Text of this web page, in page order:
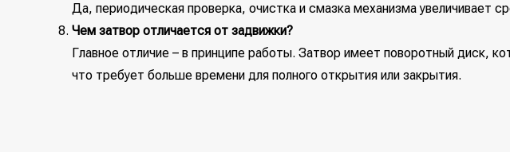
Да, периодическая проверка, очистка и смазка механизма увеличивает
Чем затвор отличается от задвижки?
Главное отличие – в принципе работы. Затвор имеет поворотный диск,
что требует больше времени для полного открытия или закрытия.